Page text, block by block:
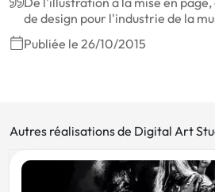
de design pour l'industrie de la
Publiée le 26/10/2015
Autres réalisations de Digital Art